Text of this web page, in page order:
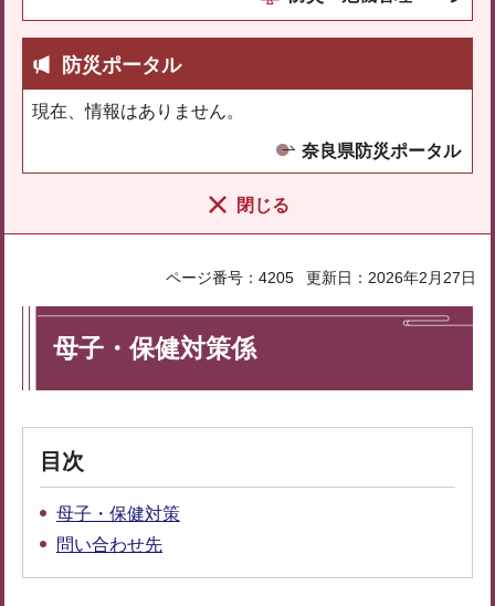
防災ポータル
現在、情報はありません。
奈良県防災ポータル
閉じる
ページ番号：4205 更新日：2026年2月27日
母子・保健対策係
目次
母子・保健対策
問い合わせ先